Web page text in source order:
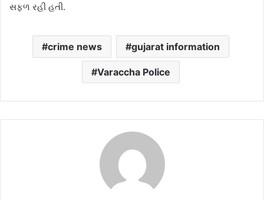
સફળ રહી હતી.
crime news gujarat information
Varaccha Police